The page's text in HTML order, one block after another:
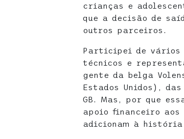
crianças e
que a decisão de
outros parceiros.
Participei de vários
técnicos e
gente da belga
Estados Unidos),
GB. Mas, por que
apoio financeiro
adicionam à história